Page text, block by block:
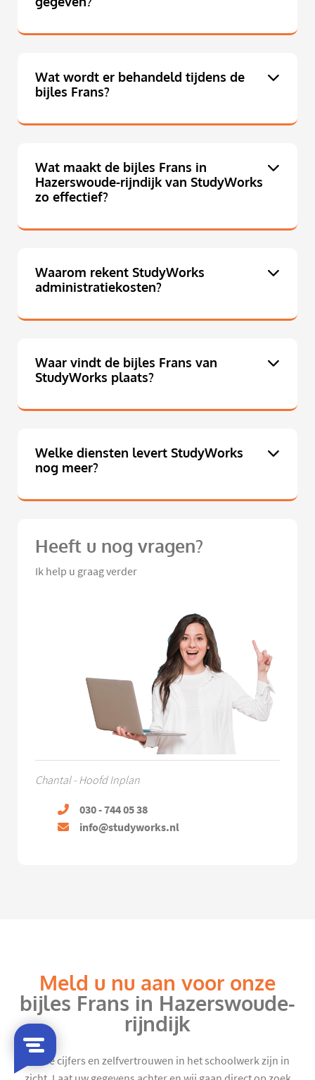
Wat wordt er behandeld tijdens de
bijles Frans?
Wat maakt de bijles Frans in
Hazerswoude-rijndijk van StudyWorks
zo effectief?
Waarom rekent StudyWorks
administratiekosten?
Waar vindt de bijles Frans van
StudyWorks plaats?
Welke diensten levert StudyWorks
nog meer?
Heeft u nog vragen?
Ik help u graag verder
Chantal - Hoofd Inplan
030 - 744 05 38
info@studyworks.nl
Meld u nu aan voor onze
bijles Frans in Hazerswoude-
rijndijk
Mooie cijfers en zelfvertrouwen in het schoolwerk zijn in